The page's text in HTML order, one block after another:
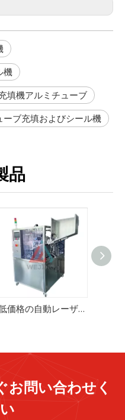
機
填機アルミチューブ
ブ充填およびシール機
品
低価格の自動レーザーチューブ充填およびシール機メーカー
お問い合わせく